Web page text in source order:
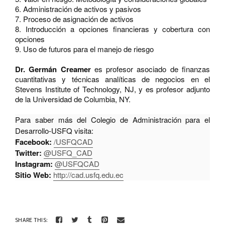
6. Administración de activos y pasivos
7. Proceso de asignación de activos
8. Introducción a opciones financieras y cobertura con
opciones
9. Uso de futuros para el manejo de riesgo
Dr. Germán Creameres profesor asociado de finanzas
cuantitativas y técnicas analíticas de negocios en el
Stevens Institute of Technology, NJ, y es profesor adjunto
de la Universidad de Columbia, NY.
Para saber más del Colegio de Administración para el
Desarrollo-USFQ visita:
Facebook: /USFQCAD
Twitter: @USFQ_CAD
Instagram: @USFQCAD
Sitio Web: http://cad.usfq.edu.ec
SHARE THIS: